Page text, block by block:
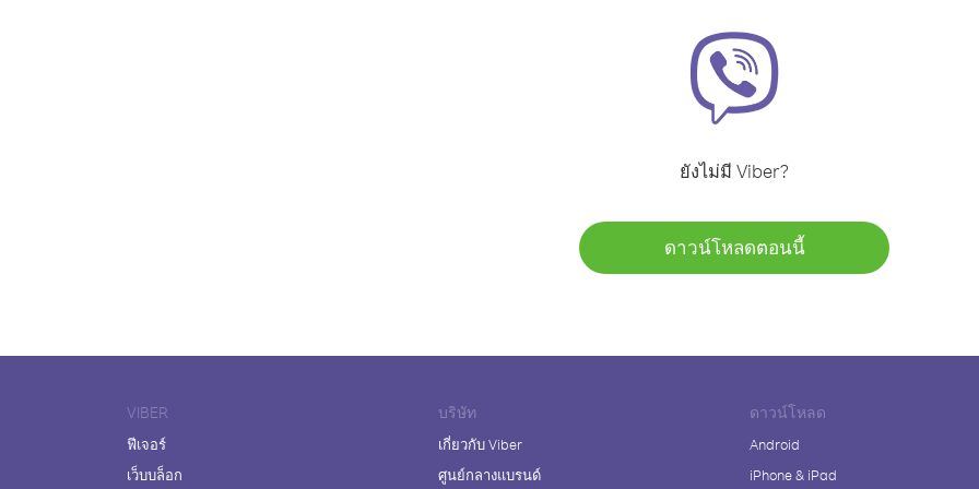
ยังไม่มี Viber?
ดาวน์โหลดตอนนี้
VIBER
ฟีเจอร์
เว็บบล็อก
บริษัท
เกี่ยวกับ Viber
ศูนย์กลางแบรนด์
ดาวน์โหลด
Android
iPhone & iPad